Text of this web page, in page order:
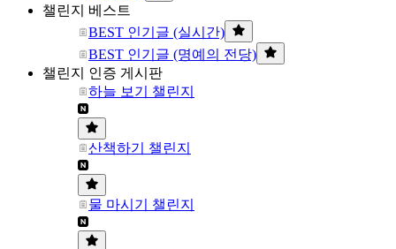
챌린지 베스트
BEST 인기글 (실시간)
BEST 인기글 (명예의 전당)
챌린지 인증 게시판
하늘 보기 챌린지
산책하기 챌린지
물 마시기 챌린지